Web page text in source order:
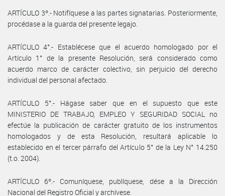
ARTÍCULO 3º.- Notifíquese a las partes signatarias. Posteriormente,
procédase a la guarda del presente legajo.
ARTÍCULO 4°.- Establécese que el acuerdo homologado por el
Artículo 1° de la presente Resolución, será considerado como
acuerdo marco de carácter colectivo, sin perjuicio del derecho
individual del personal afectado.
ARTÍCULO 5°.- Hágase saber que en el supuesto que este
MINISTERIO DE TRABAJO, EMPLEO Y SEGURIDAD SOCIAL no
efectúe la publicación de carácter gratuito de los instrumentos
homologados y de esta Resolución, resultará aplicable lo
establecido en el tercer párrafo del Artículo 5° de la Ley N° 14.250
(t.o. 2004).
ARTÍCULO 6º.- Comuníquese, publíquese, dése a la Dirección
Nacional del Registro Oficial y archívese.